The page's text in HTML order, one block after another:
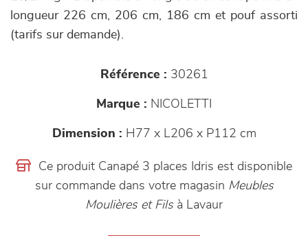
longueur 226 cm, 206 cm, 186 cm et pouf assorti
(tarifs sur demande).
Référence : 30261
Marque : NICOLETTI
Dimension : H77 x L206 x P112 cm
Ce produit Canapé 3 places Idris est disponible
sur commande dans votre magasin Meubles
Moulières et Filsà Lavaur